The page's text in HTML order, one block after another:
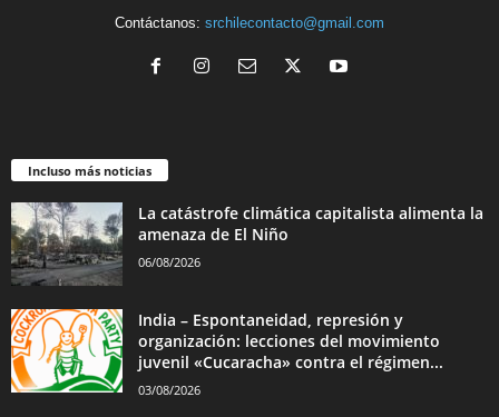
Contáctanos: srchilecontacto@gmail.com
Incluso más noticias
La catástrofe climática capitalista alimenta la
amenaza de El Niño
06/08/2026
India – Espontaneidad, represión y
organización: lecciones del movimiento
juvenil «Cucaracha» contra el régimen...
03/08/2026